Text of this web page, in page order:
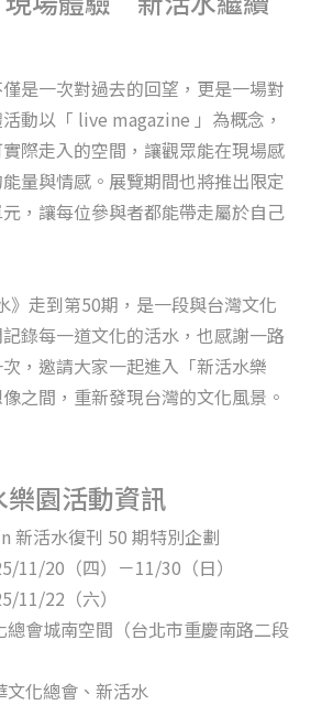
僅是一次對過去的回望，更是一場對
動以「 live magazine 」為概念，
際走入的空間，讓觀眾能在現場感
量與情感。展覽期間也將推出限定
，讓每位參與者都能帶走屬於自己
》走到第50期，是一段與台灣文化
錄每一道文化的活水，也感謝一路
，邀請大家一起進入「新活水樂
之間，重新發現台灣的文化風景。
園活動資訊
活水復刊 50 期特別企劃
11/20（四）－11/30（日）
11/22（六）
會城南空間（台北市重慶南路二段
化總會、新活水